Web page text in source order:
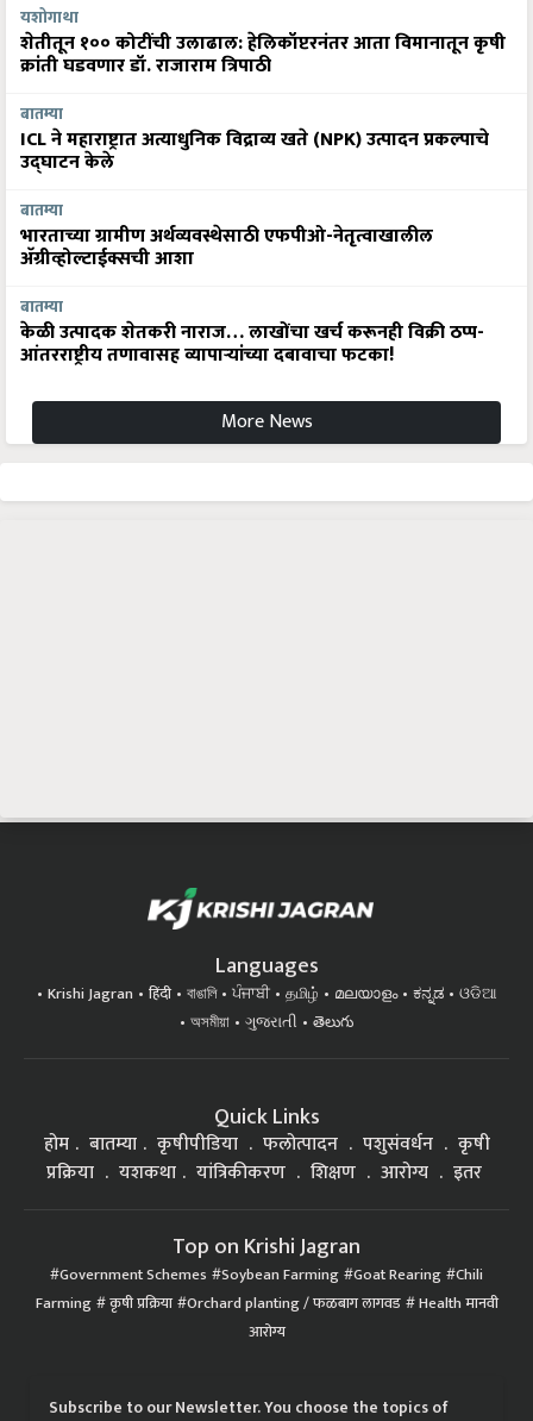
यशोगाथा
शेतीतून १०० कोटींची उलाढाल: हेलिकॉप्टरनंतर आता विमानातून कृषी
क्रांती घडवणार डॉ. राजाराम त्रिपाठी
बातम्या
ICL ने महाराष्ट्रात अत्याधुनिक विद्राव्य खते (NPK) उत्पादन प्रकल्पाचे
उद्घाटन केले
बातम्या
भारताच्या ग्रामीण अर्थव्यवस्थेसाठी एफपीओ-नेतृत्वाखालील
अ‍ॅग्रीव्होल्टाईक्सची आशा
बातम्या
केळी उत्पादक शेतकरी नाराज… लाखोंचा खर्च करूनही विक्री ठप्प-
आंतरराष्ट्रीय तणावासह व्यापाऱ्यांच्या दबावाचा फटका!
More News
Languages
Krishi Jagran हिंदी বাঙালি ਪੰਜਾਬੀ தமிழ் മലയാളം ಕನ್ನಡ
ଓଡିଆ
অসমীয়া
ગુજરાતી తెలుగు
Quick Links
होम बातम्या कृषीपीडिया फलोत्पादन पशुसंवर्धन
कृषी
प्रक्रिया
यशकथा यांत्रिकीकरण शिक्षण आरोग्य इतर
Top on Krishi Jagran
Government Schemes Soybean Farming Goat Rearing Chili
Farming कृषी प्रक्रिया Orchard planting / फळबाग लागवड Health मानवी
आरोग्य
Subscribe to our Newsletter. You choose the topics of